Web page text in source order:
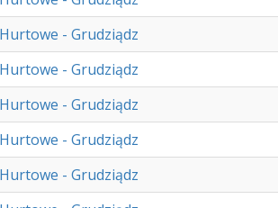
- Grudziądz
- Grudziądz
- Grudziądz
- Grudziądz
- Grudziądz